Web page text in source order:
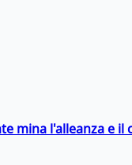
mina l'alleanza e il